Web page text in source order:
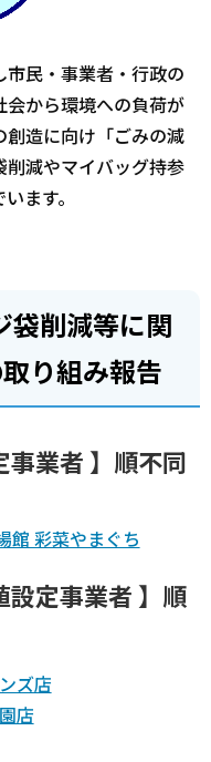
民・事業者・行政の
から環境への負荷が
造に向け「ごみの減
減やマイバッグ持参
ます。
袋削減等に関
り組み報告
事業者 】順不同
館 彩菜やまぐち
設定事業者 】順
ズ店
店